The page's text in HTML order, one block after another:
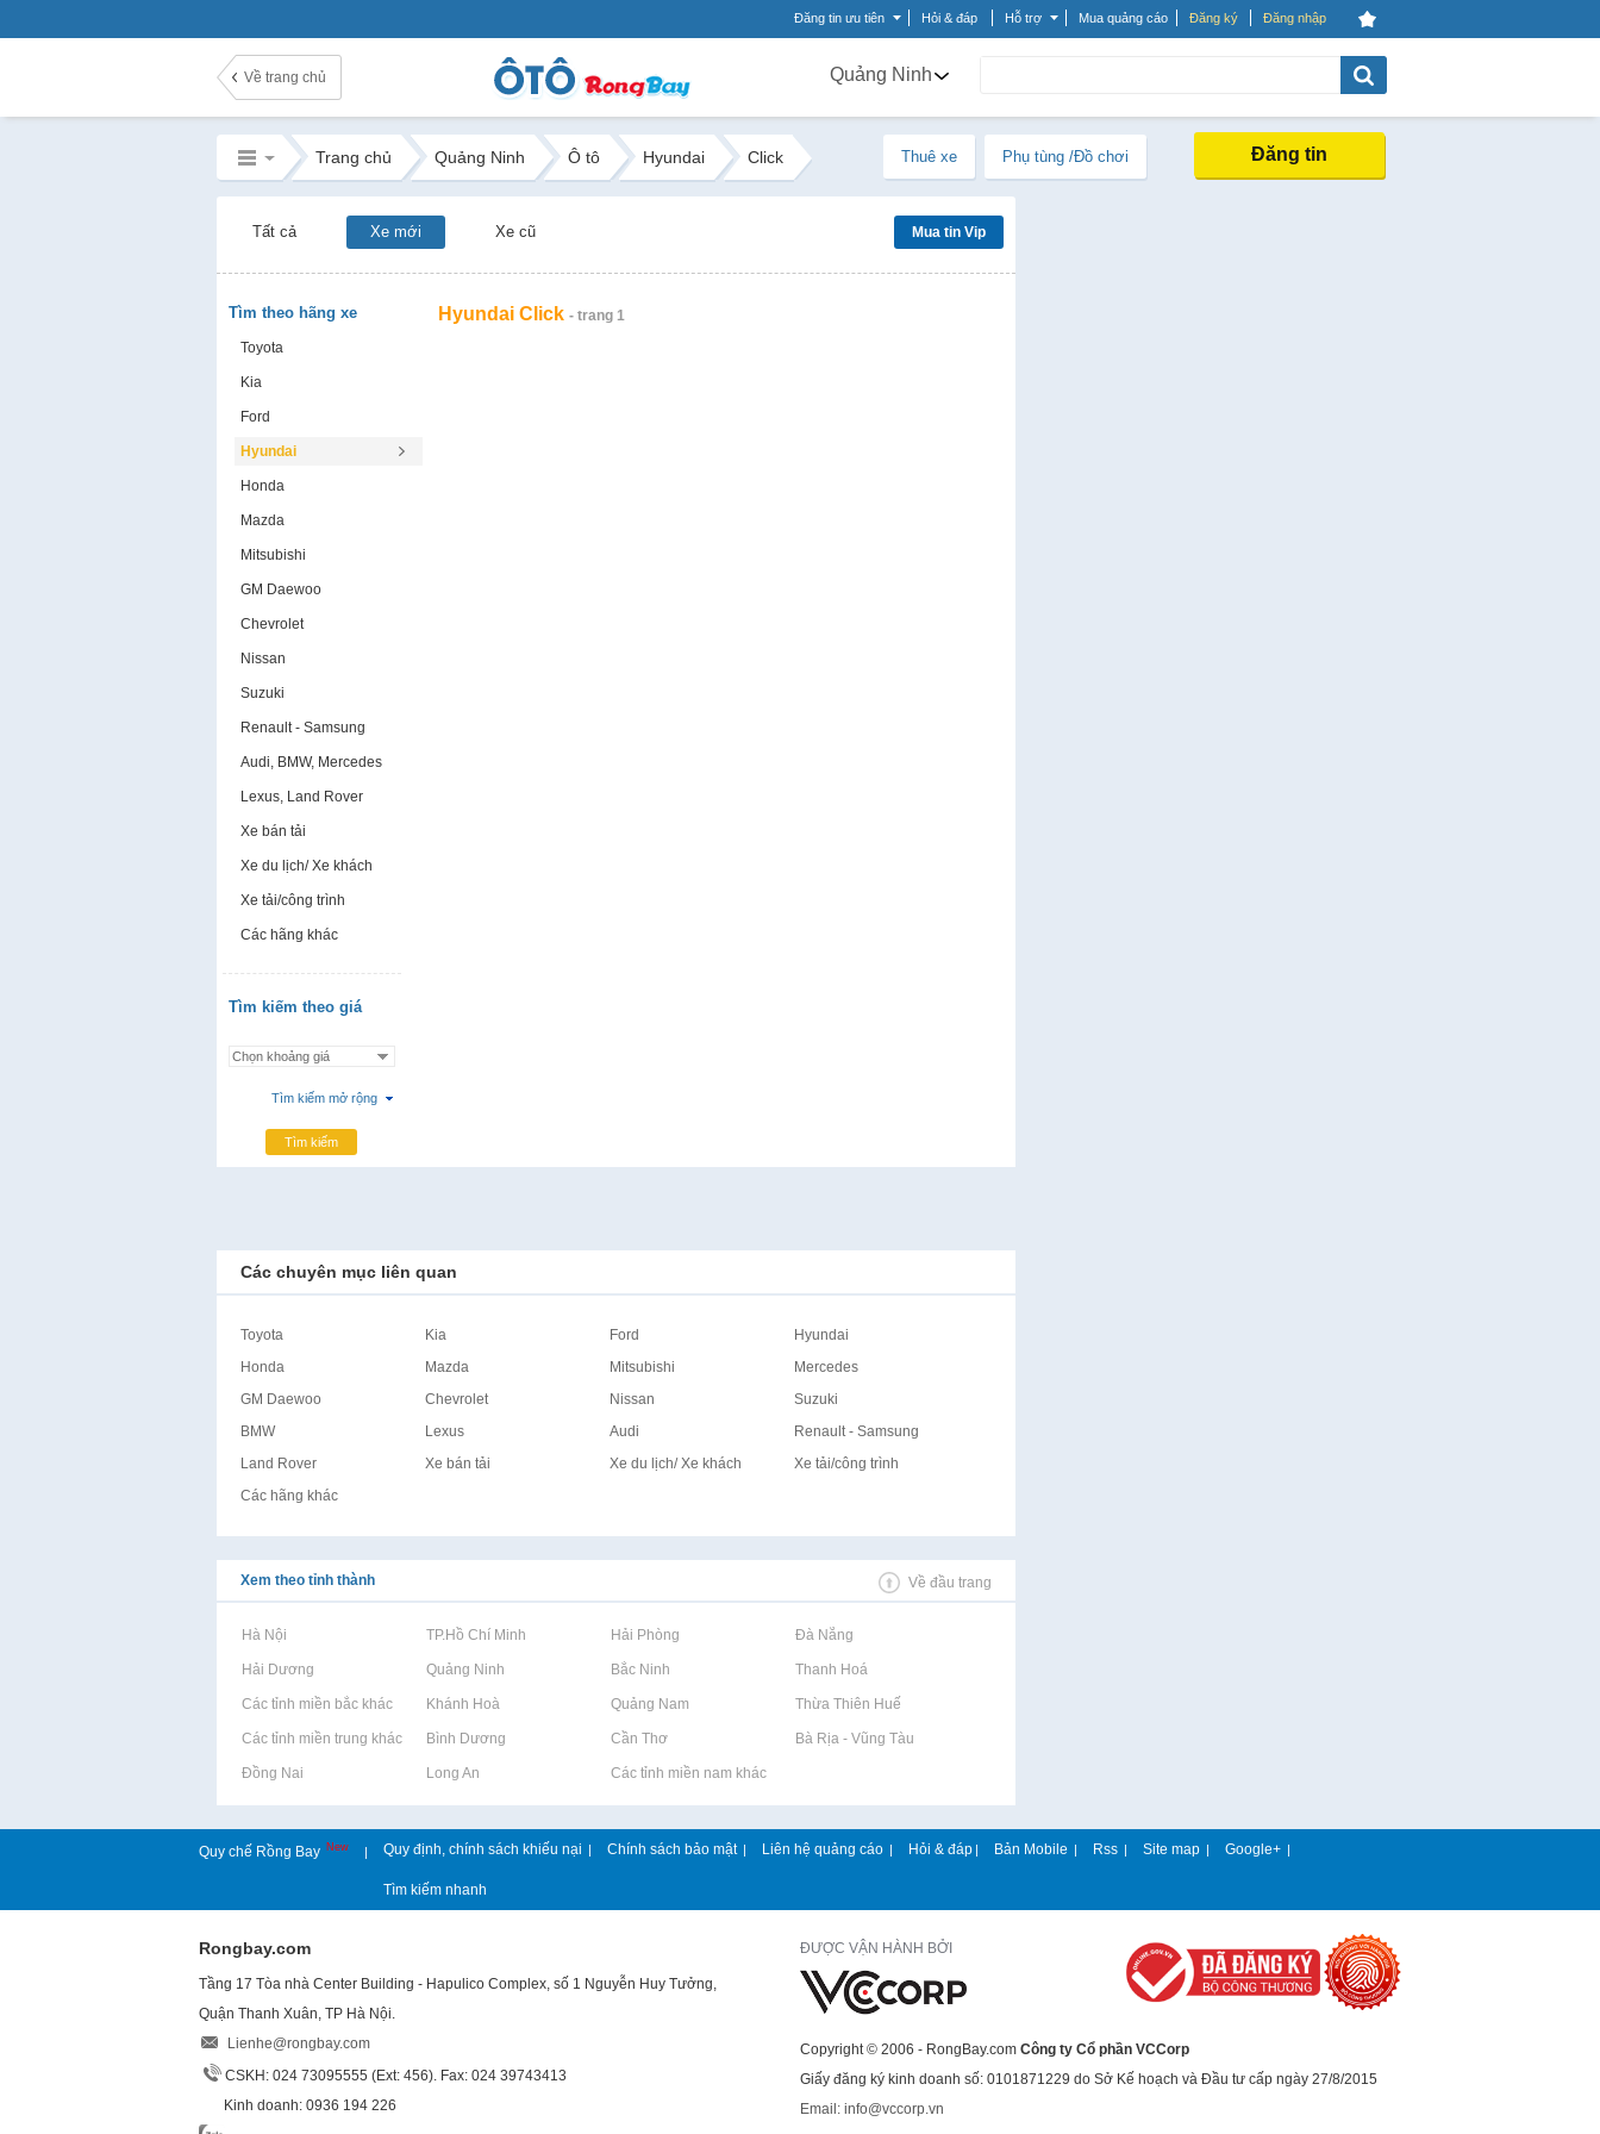
Đăng tin ưu tiên Hỏi & đáp Hỗ trợ Mua quảng cáo Đăng ký Đăng nhập
Về trang chủ Quảng Ninh
Trang chủ Quảng Ninh Ô tô Hyundai Click Thuê xe Phụ tùng /Đồ chơi Đăng tin
Tất cả Xe mới Xe cũ Mua tin Vip
Tìm theo hãng xe
Toyota
Kia
Ford
Hyundai
Honda
Mazda
Mitsubishi
GM Daewoo
Chevrolet
Nissan
Suzuki
Renault - Samsung
Audi, BMW, Mercedes
Lexus, Land Rover
Xe bán tải
Xe du lịch/ Xe khách
Xe tải/công trình
Các hãng khác
Tìm kiếm theo giá
Tìm kiếm mở rộng
Tìm kiếm
Hyundai Click - trang 1
Các chuyên mục liên quan
Toyota Kia Ford
Hyundai
Honda
Mazda Mitsubishi
Mercedes
GM Daewoo
Chevrolet Nissan
Suzuki
BMW
Lexus Audi
Renault - Samsung
Land Rover
Xe bán tải Xe du lịch/ Xe khách
Xe tải/công trình
Các hãng khác
Xem theo tỉnh thành Về đầu trang
Rao vặt tại Hà Nội Rao vặt tại TP.Hồ Chí Minh Rao vặt tại Hải Phòng Rao vặt tại Đà Nẵng
Rao vặt tại Hải Dương Rao vặt tại Quảng Ninh Rao vặt tại Bắc Ninh Rao vặt tại Thanh Hoá
Rao vặt tại Các tỉnh miền bắc khácRao vặt tại Khánh Hoà Rao vặt tại Quảng Nam Rao vặt tại Thừa Thiên Huế
Rao vặt tại Các tỉnh miền trung khácRao vặt tại Bình Dương Rao vặt tại Cần Thơ Rao vặt tại Bà Rịa - Vũng Tàu
Rao vặt tại Đồng Nai Rao vặt tại Long An Rao vặt tại Các tỉnh miền nam khác
Quy chế Rồng Bay New | Quy định, chính sách khiếu nại | Chính sách bảo mật | Liên hệ quảng cáo | Hỏi & đáp | Bản Mobile | Rss | Site map | Google+ |
Tìm kiếm nhanh
Rongbay.com
Tầng 17 Tòa nhà Center Building - Hapulico Complex, số 1 Nguyễn Huy Tưởng,
Quận Thanh Xuân, TP Hà Nội.
Lienhe@rongbay.com
CSKH: 024 73095555 (Ext: 456). Fax: 024 39743413
Kinh doanh: 0936 194 226
ĐƯỢC VẬN HÀNH BỞI
Copyright © 2006 - RongBay.com Công ty Cổ phần VCCorp
Giấy đăng ký kinh doanh số: 0101871229 do Sở Kế hoạch và Đầu tư cấp ngày 27/8/2015
Email: info@vccorp.vn